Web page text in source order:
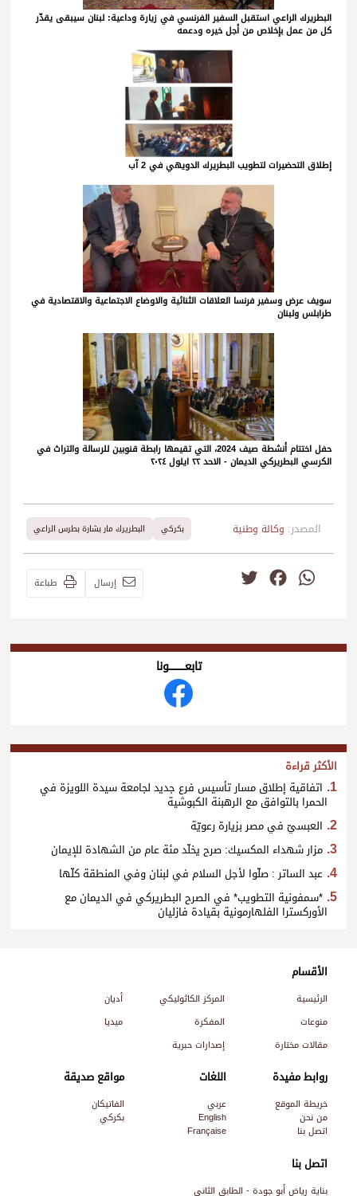
البطريرك الراعي استقبل السفير الفرنسي في زيارة وداعية: لبنان سيبقى يقدّر
كل من عمل بإخلاص من أجل خيره ودعمه
إطلاق التحضيرات لتطويب البطريرك الدويهي في 2 آب
سويف عرض وسفير فرنسا العلاقات الثنائية والاوضاع الاجتماعية والاقتصادية في
طرابلس ولبنان
حفل اختتام أنشطة صيف 2024، التي تقيمها رابطة قنوبين للرسالة والتراث في
الكرسي البطريركي الديمان - الاحد ٢٢ ايلول ٢٠٢٤
المصدر: وكالة وطنية بكركي البطريرك مار بشارة بطرس الراعي
WhatsApp
Facebook إرسال طباعة
تابعــــــــــونا
الأكثر قراءة
اتفاقية إطلاق مسار تأسيس فرع جديد لجامعة سيدة اللويزة في
الحمرا بالتوافق مع الرهبنة الكبوشية
العبسيّ في مصر بزيارة رعويّة
مزار شهداء المكسيك: صرح يخلّد مئة عام من الشهادة للإيمان
عبد الساتر : صلّوا لأجل السلام في لبنان وفي المنطقة كلّها
*سمفونية التطويب* في الصرح البطريركي في الديمان مع
الأوركسترا الفلهارمونية بقيادة فازليان
اتصل بنا
بناية رياض أبو جودة - الطابق الثاني
الأقسام
الرئيسية المركز الكاثوليكي
أديان
منوعات
المفكرة
ميديا
مقالات مختارة
إصدارات حبرية
روابط مفيدة
خريطة الموقع
من نحن
اتصل بنا
اللغات
عربي
English
Française
مواقع صديقة
الفاتيكان
بكركي